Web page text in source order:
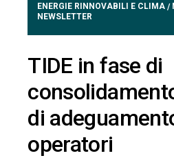
ENERGIE RINNOVABILI E CLIMA /
NEWSLETTER
TIDE in fase di
di
operatori